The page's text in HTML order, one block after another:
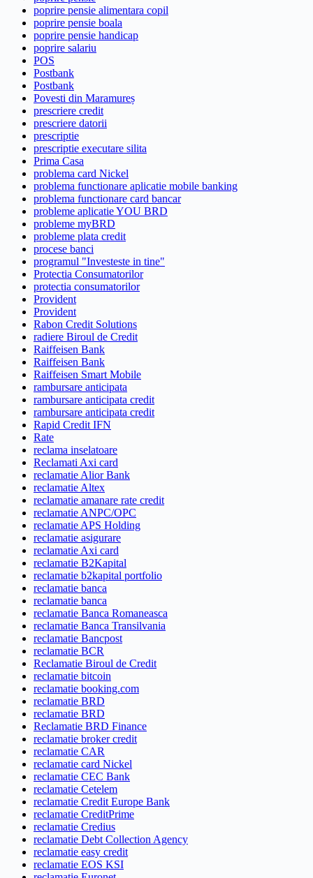
poprire pensie alimentara copil
poprire pensie boala
poprire pensie handicap
poprire salariu
POS
Postbank
Postbank
Povesti din Maramureș
prescriere credit
prescriere datorii
prescriptie
prescriptie executare silita
Prima Casa
problema card Nickel
problema functionare aplicatie mobile banking
problema functionare card bancar
probleme aplicatie YOU BRD
probleme myBRD
probleme plata credit
procese banci
programul "Investeste in tine"
Protectia Consumatorilor
protectia consumatorilor
Provident
Provident
Rabon Credit Solutions
radiere Biroul de Credit
Raiffeisen Bank
Raiffeisen Bank
Raiffeisen Smart Mobile
rambursare anticipata
rambursare anticipata credit
rambursare anticipata credit
Rapid Credit IFN
Rate
reclama inselatoare
Reclamati Axi card
reclamatie Alior Bank
reclamatie Altex
reclamatie amanare rate credit
reclamatie ANPC/OPC
reclamatie APS Holding
reclamatie asigurare
reclamatie Axi card
reclamatie B2Kapital
reclamatie b2kapital portfolio
reclamatie banca
reclamatie banca
reclamatie Banca Romaneasca
reclamatie Banca Transilvania
reclamatie Bancpost
reclamatie BCR
Reclamatie Biroul de Credit
reclamatie bitcoin
reclamatie booking.com
reclamatie BRD
reclamatie BRD
Reclamatie BRD Finance
reclamatie broker credit
reclamatie CAR
reclamatie card Nickel
reclamatie CEC Bank
reclamatie Cetelem
reclamatie Credit Europe Bank
reclamatie CreditPrime
reclamatie Credius
reclamatie Debt Collection Agency
reclamatie easy credit
reclamatie EOS KSI